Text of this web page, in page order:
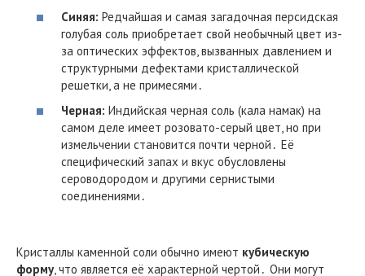
Синяя: Редчайшая и самая загадочная персидская
голубая соль приобретает свой необычный цвет из-
за оптических эффектов, вызванных давлением и
структурными дефектами кристаллической
решетки, а не примесями․
Черная: Индийская черная соль (кала намак) на
самом деле имеет розовато-серый цвет, но при
измельчении становится почти черной․ Её
специфический запах и вкус обусловлены
сероводородом и другими сернистыми
соединениями․
Кристаллы каменной соли обычно имеют кубическую
форму, что является её характерной чертой․ Они могут